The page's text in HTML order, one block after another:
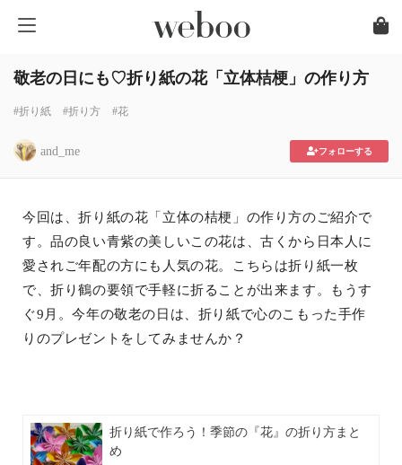
敬老の日にも♡折り紙の花「立体桔梗」の作り方
#折り紙 #折り方 #花
and_me フォローする
今回は、折り紙の花「立体の桔梗」の作り方のご紹介で
す。品の良い青紫の美しいこの花は、古くから日本人に
愛されご年配の方にも人気の花。こちらは折り紙一枚
で、折り鶴の要領で手軽に折ることが出来ます。もうす
ぐ9月。今年の敬老の日は、折り紙で心のこもった手作
りのプレゼントをしてみませんか？
折り紙で作ろう！季節の『花』の折り方まと
め